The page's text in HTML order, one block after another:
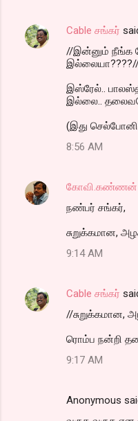
Cable சங்கர்
//இன்னும் நீங்க
இஸ்ரேல்..
இல்லை..
(இது
8:56 AM
கோவி.கண்ணன்
நண்பர் சங்கர்,
சுறுக்கமான,
9:14 AM
Cable சங்கர்
//சுறுக்கமான,
ரொம்ப நன்றி
9:17 AM
Anonymous